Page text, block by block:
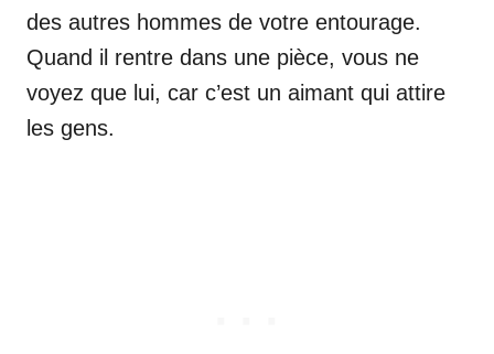
des autres hommes de votre entourage.
Quand il rentre dans une pièce, vous ne
voyez que lui, car c’est un aimant qui attire
les gens.